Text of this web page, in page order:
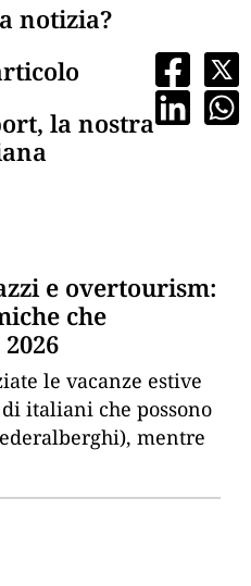
notizia?
la nostra
e overtourism:
che
le vacanze estive
italiani che possono
mentre